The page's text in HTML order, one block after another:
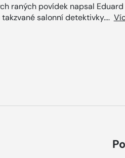
raných povídek napsal Eduard
salonní detektivky....